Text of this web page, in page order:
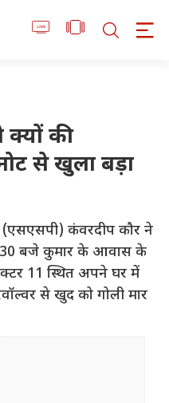
क्यों की
से खुला बड़ा
(एसएसपी) कंवरदीप कौर ने
बजे कुमार के आवास के
11 स्थित अपने घर में
से खुद को गोली मार